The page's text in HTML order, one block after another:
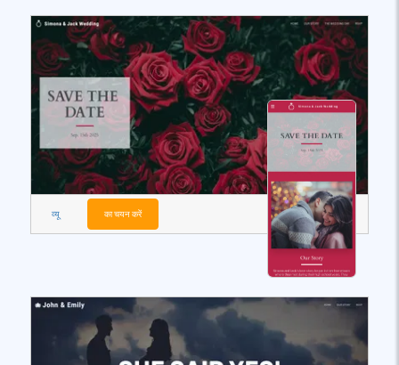
व्यू का चयन करें